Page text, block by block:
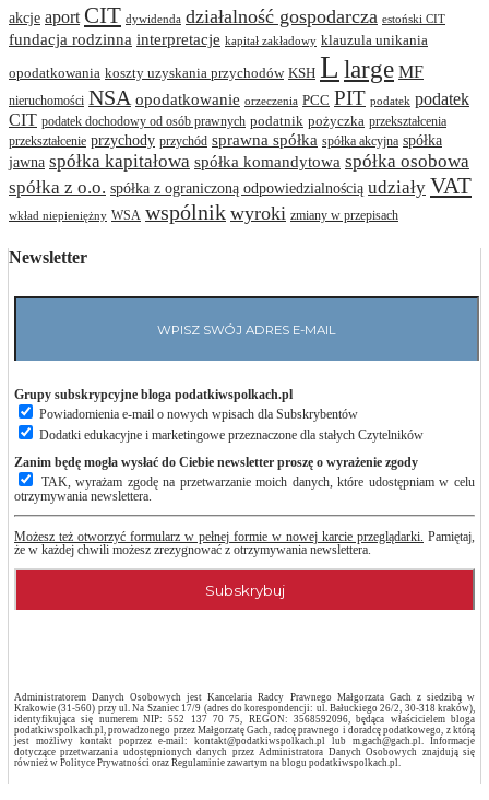
akcje aport CIT dywidenda działalność gospodarcza estoński CIT
fundacja rodzinna interpretacje kapitał zakładowy klauzula unikania
opodatkowania koszty uzyskania przychodów KSH L large MF
nieruchomości NSA opodatkowanie orzeczenia PCC PIT podatek podatek
CIT podatek dochodowy od osób prawnych podatnik pożyczka przekształcenia
przekształcenie przychody przychód sprawna spółka spółka akcyjna spółka
jawna spółka kapitałowa spółka komandytowa spółka osobowa
spółka z o.o. spółka z ograniczoną odpowiedzialnością udziały VAT
wkład niepieniężny WSA wspólnik wyroki zmiany w przepisach
Newsletter
Grupy subskrypcyjne bloga podatkiwspolkach.pl
Powiadomienia e-mail o nowych wpisach dla Subskrybentów
Dodatki edukacyjne i marketingowe przeznaczone dla stałych Czytelników
Zanim będę mogła wysłać do Ciebie newsletter proszę o wyrażenie zgody
TAK, wyrażam zgodę na przetwarzanie moich danych, które udostępniam w celu
otrzymywania newslettera.
Możesz też otworzyć formularz w pełnej formie w nowej karcie przeglądarki. Pamiętaj,
że w każdej chwili możesz zrezygnować z otrzymywania newslettera.
Administratorem Danych Osobowych jest Kancelaria Radcy Prawnego Małgorzata Gach z siedzibą w
Krakowie (31-560) przy ul. Na Szaniec 17/9 (adres do korespondencji: ul. Bałuckiego 26/2, 30-318 kraków),
identyfikująca się numerem NIP: 552 137 70 75, REGON: 3568592096, będąca właścicielem bloga
podatkiwspolkach.pl, prowadzonego przez Małgorzatę Gach, radcę prawnego i doradcę podatkowego, z którą
jest możliwy kontakt poprzez e-mail: kontakt@podatkiwspolkach.pl lub m.gach@gach.pl. Informacje
dotyczące przetwarzania udostępnionych danych przez Administratora Danych Osobowych znajdują się
również w Polityce Prywatności oraz Regulaminie zawartym na blogu podatkiwspolkach.pl.